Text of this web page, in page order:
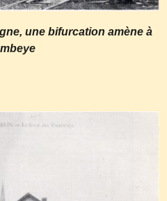
une bifurcation amène à